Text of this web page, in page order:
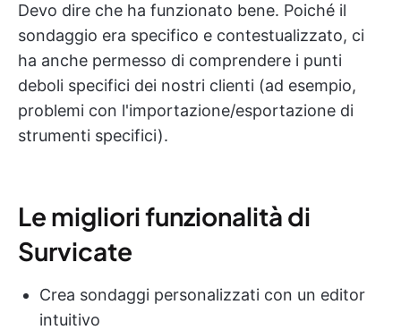
Devo dire che ha funzionato bene. Poiché il
sondaggio era specifico e contestualizzato, ci
ha anche permesso di comprendere i punti
deboli specifici dei nostri clienti (ad esempio,
problemi con l'importazione/esportazione di
strumenti specifici).
Le migliori funzionalità di
Survicate
Crea sondaggi personalizzati con un editor
intuitivo